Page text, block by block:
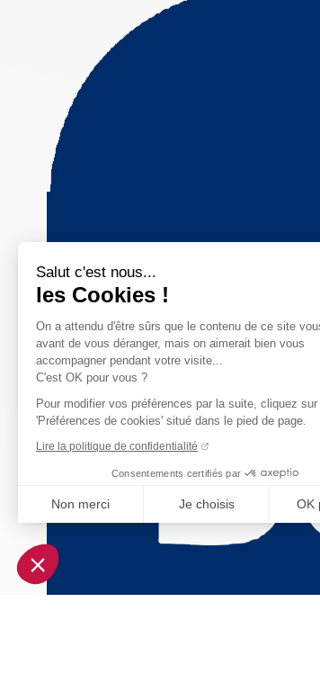
Salut c'est nous...
les Cookies !
On a attendu d'être sûrs que le contenu de ce site
avant de vous déranger, mais on aimerait bien vous
accompagner pendant votre visite...
C'est OK pour vous ?
Pour modifier vos préférences par la suite, cliquez
'Préférences de cookies' situé dans le pied de page.
Lire la politique de confidentialité
Consentements certifiés par
Non merci Je choisis OK
Plateforme de Gestion du Consentement :
Notre plateforme vous permet d'adapter et de